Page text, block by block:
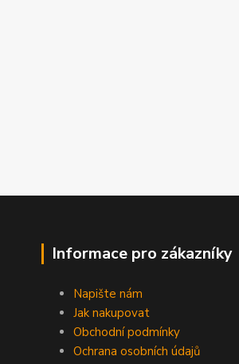
Informace pro zákazníky
Napište nám
Jak nakupovat
Obchodní podmínky
Ochrana osobních údajů